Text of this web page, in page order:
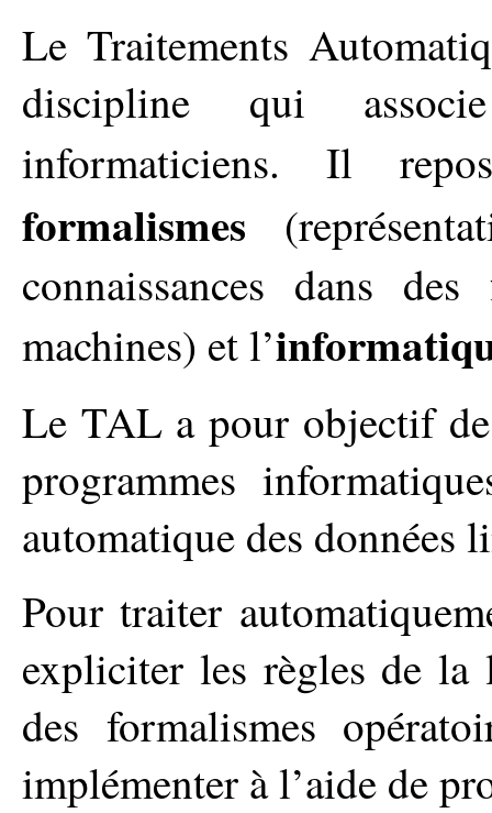
Le Traitements
discipline qui
informaticiens. Il
formalismes
connaissances dans
machines) et l’
Le TAL a pour objectif
programmes
automatique des données
Pour traiter
expliciter les règles de la
des formalismes
implémenter à l’aide de